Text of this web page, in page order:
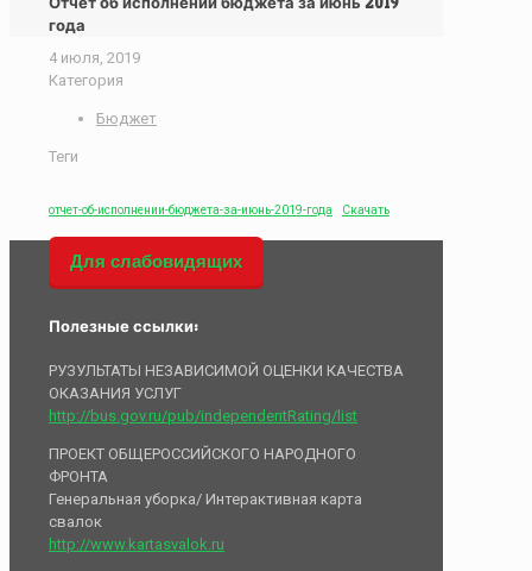
года
4 июля, 2019
Категория
Бюджет
Теги
отчет-об-исполнении-бюджета-за-июнь-2019-года Скачать
Для слабовидящих
Полезные ссылки:
РУЗУЛЬТАТЫ НЕЗАВИСИМОЙ ОЦЕНКИ КАЧЕСТВА
ОКАЗАНИЯ УСЛУГ
http://bus.gov.ru/pub/independentRating/list
ПРОЕКТ ОБЩЕРОССИЙСКОГО НАРОДНОГО
ФРОНТА
Генеральная уборка/ Интерактивная карта
свалок
http://www.kartasvalok.ru